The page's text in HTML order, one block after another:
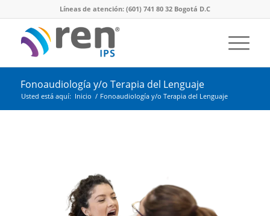
Líneas de atención: (601) 741 80 32 Bogotá D.C
Fonoaudiología y/o Terapia del Lenguaje
Usted está aquí: Inicio / Fonoaudiología y/o Terapia del Lenguaje